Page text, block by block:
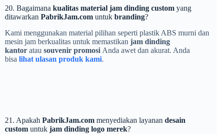
20. Bagaimana kualitas material jam dinding custom yang
ditawarkan PabrikJam.com untuk branding?
Kami menggunakan material pilihan seperti plastik ABS murni dan
mesin jam berkualitas untuk memastikan jam dinding
kantor atau souvenir promosi Anda awet dan akurat. Anda
bisa lihat ulasan produk kami.
21. Apakah PabrikJam.com menyediakan layanan desain
custom untuk jam dinding logo merek?